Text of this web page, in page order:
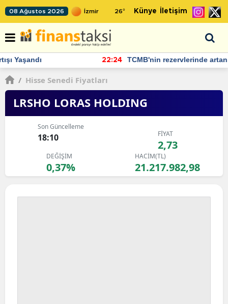
08 Ağustos 2026 26° Künye İletişim
22:24 TCMB'nin rezervlerinde artan momentum devam ediyor
/ Hisse Senedi Fiyatları
LRSHO LORAS HOLDING
Son Güncelleme
18:10 FİYAT
2,73
DEĞİŞİM
0,37%
HACİM(TL)
21.217.982,98